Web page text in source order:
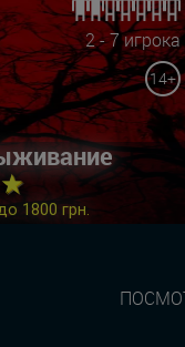
2 - 7 игрока
14+
1800 грн.